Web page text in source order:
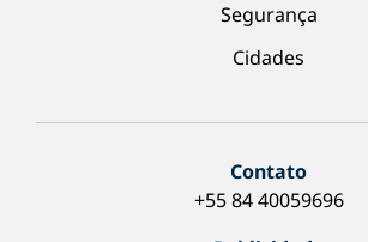
Segurança
Cidades
Contato
+55 84 40059696